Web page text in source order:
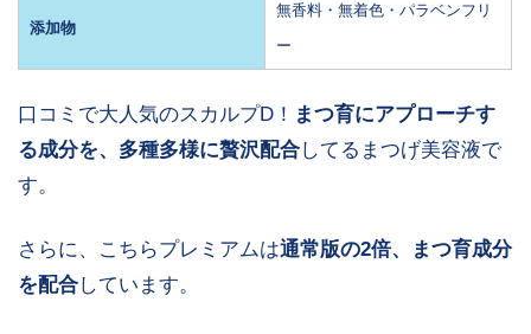
添加物
無香料・無着色・パラベンフリ
ー
口コミで大人気のスカルプD！ まつ育にアプローチす
る成分を、多種多様に贅沢配合してるまつげ美容液で
す。
さらに、こちらプレミアムは通常版の2倍、まつ育成分
を配合しています。